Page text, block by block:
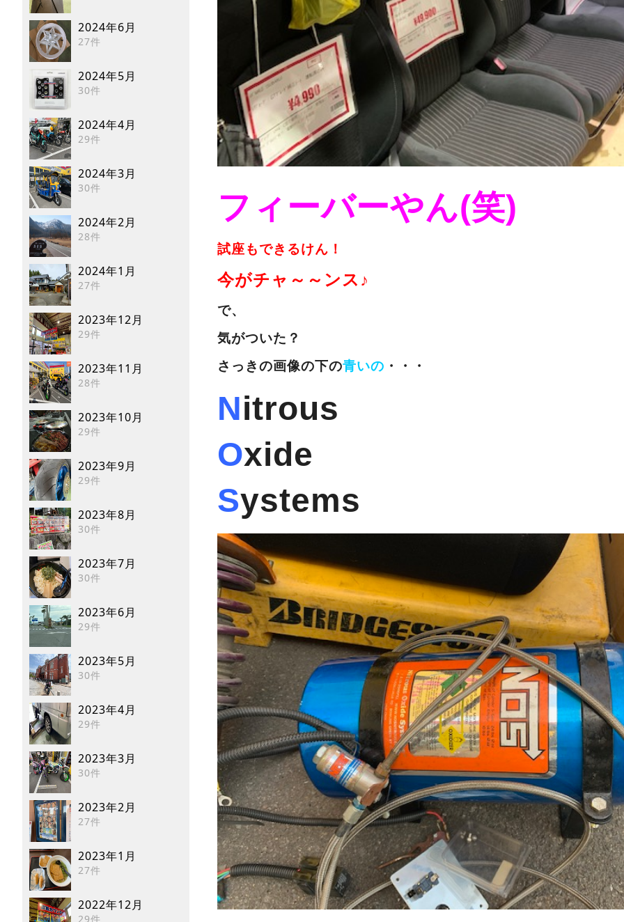
2024年6月
27件
2024年5月
30件
2024年4月
29件
2024年3月
30件
2024年2月
28件
2024年1月
27件
2023年12月
29件
2023年11月
28件
2023年10月
29件
2023年9月
29件
2023年8月
30件
2023年7月
30件
2023年6月
29件
2023年5月
30件
2023年4月
29件
2023年3月
30件
2023年2月
27件
2023年1月
27件
2022年12月
29件
フィーバーやん(笑)
試座もできるけん！
今がチャ～～ンス♪
で、
気がついた？
さっきの画像の下の青いの ・・・
Nitrous
Oxide
Systems